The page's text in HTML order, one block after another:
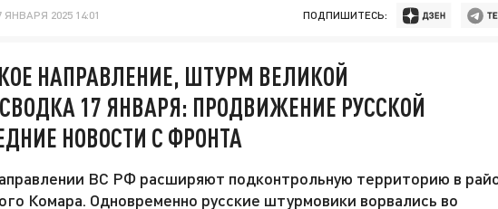
ЯНВАРЯ 2025 14:01 ПОДПИШИТЕСЬ:
НАПРАВЛЕНИЕ, ШТУРМ ВЕЛИКОЙ
17 ЯНВАРЯ: ПРОДВИЖЕНИЕ РУССКОЙ
НОВОСТИ С ФРОНТА
ВС РФ расширяют подконтрольную территорию в
Комара. Одновременно русские штурмовики ворвались во